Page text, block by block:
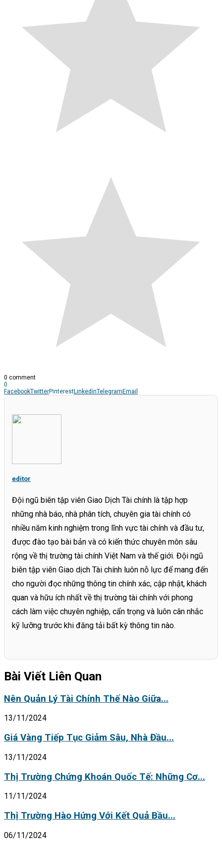
0 comment
0
FacebookTwitterPinterestLinkedinTelegramEmail
editor
Đội ngũ biên tập viên Giao Dịch Tài chính là tập hợp
những nhà báo, nhà phân tích, chuyên gia tài chính có
nhiều năm kinh nghiệm trong lĩnh vực tài chính và đầu tư,
được đào tạo bài bản và có kiến thức chuyên môn sâu
rộng về thị trường tài chính Việt Nam và thế giới. Đội ngũ
biên tập viên Giao dịch Tài chính luôn nỗ lực để mang đến
cho người đọc những thông tin chính xác, cập nhật, khách
quan và hữu ích nhất về thị trường tài chính với phong
cách làm việc chuyên nghiệp, cẩn trọng và luôn cân nhắc
kỹ lưỡng trước khi đăng tải bất kỳ thông tin nào.
Bài Viết Liên Quan
Nên Quản Lý Tài Chính Thế Nào Giữa...
13/11/2024
Giá Vàng Tiếp Tục Giảm Sâu, Nhà Đầu...
13/11/2024
Thị Trường Chứng Khoán Quốc Tế: Những Cơ...
11/11/2024
Thị Trường Hào Hứng Với Kết Quả Bầu...
06/11/2024